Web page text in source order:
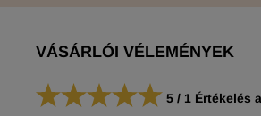
VÁSÁRLÓI VÉLEMÉNYEK
5 / 1 Értékelés